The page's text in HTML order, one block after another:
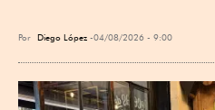
Por Diego López 04/08/2026 - 9:00